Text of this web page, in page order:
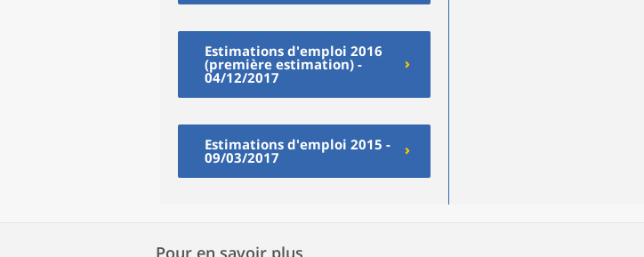
Estimations d'emploi 2016
(première estimation) -
04/12/2017
Estimations d'emploi 2015 -
09/03/2017
Pour en savoir plus